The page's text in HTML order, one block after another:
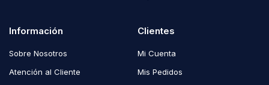
Información
Sobre Nosotros
Atención al Cliente
Clientes
Mi Cuenta
Mis Pedidos